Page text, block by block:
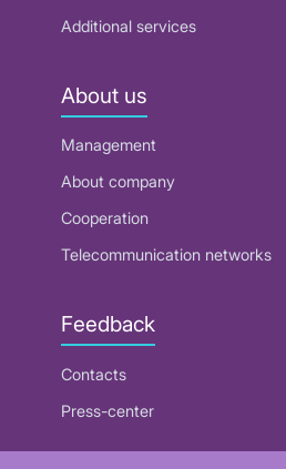
Additional services
About us
Management
About company
Cooperation
Telecommunication networks
Feedback
Contacts
Press-center